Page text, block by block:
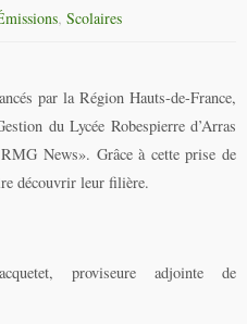
, Scolaires
par la Région Hauts-de-France,
du Lycée Robespierre d’Arras
News». Grâce à cette prise de
découvrir leur filière.
proviseure adjointe de